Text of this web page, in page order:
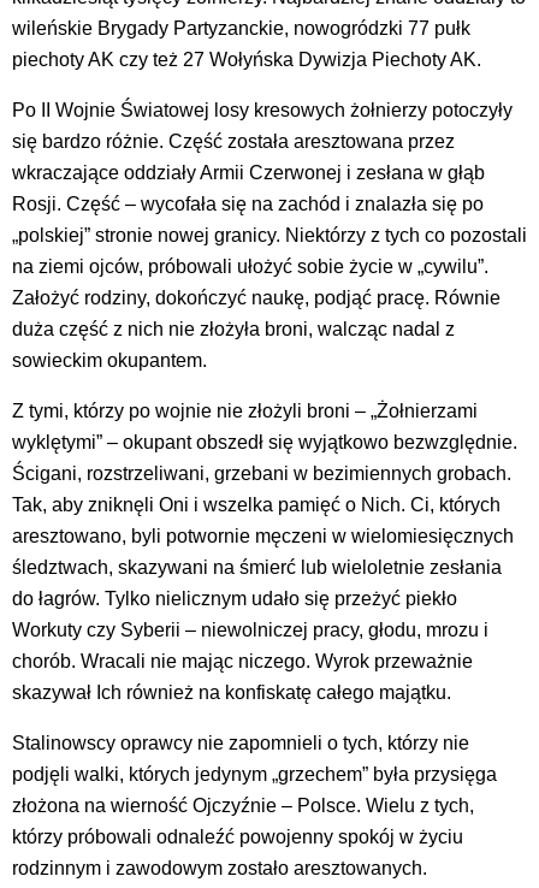
wileńskie Brygady Partyzanckie, nowogródzki 77 pułk
piechoty AK czy też 27 Wołyńska Dywizja Piechoty AK.
Po II Wojnie Światowej losy kresowych żołnierzy potoczyły
się bardzo różnie. Część została aresztowana przez
wkraczające oddziały Armii Czerwonej i zesłana w głąb
Rosji. Część – wycofała się na zachód i znalazła się po
„polskiej” stronie nowej granicy. Niektórzy z tych co pozostali
na ziemi ojców, próbowali ułożyć sobie życie w „cywilu”.
Założyć rodziny, dokończyć naukę, podjąć pracę. Równie
duża część z nich nie złożyła broni, walcząc nadal z
sowieckim okupantem.
Z tymi, którzy po wojnie nie złożyli broni – „Żołnierzami
wyklętymi” – okupant obszedł się wyjątkowo bezwzględnie.
Ścigani, rozstrzeliwani, grzebani w bezimiennych grobach.
Tak, aby zniknęli Oni i wszelka pamięć o Nich. Ci, których
aresztowano, byli potwornie męczeni w wielomiesięcznych
śledztwach, skazywani na śmierć lub wieloletnie zesłania
do łagrów. Tylko nielicznym udało się przeżyć piekło
Workuty czy Syberii – niewolniczej pracy, głodu, mrozu i
chorób. Wracali nie mając niczego. Wyrok przeważnie
skazywał Ich również na konfiskatę całego majątku.
Stalinowscy oprawcy nie zapomnieli o tych, którzy nie
podjęli walki, których jedynym „grzechem” była przysięga
złożona na wierność Ojczyźnie – Polsce. Wielu z tych,
którzy próbowali odnaleźć powojenny spokój w życiu
rodzinnym i zawodowym zostało aresztowanych.